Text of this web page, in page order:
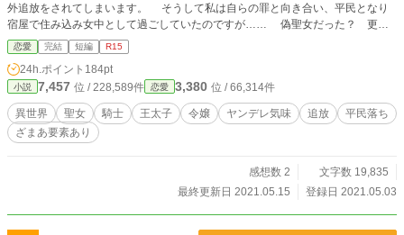
外追放をされてしまいます。 そうして私は自らの罪と向き合い、平民となり
宿屋で住み込み女中として過ごしていたのですが…… 偽聖女だった？ 更に
どうして偽聖女の償いを今更私がしなければならないのでしょうか？ とりあえ
ず今幸せなので帰って下さい。 ※ 設定は甘めです ※ 他のサイトにも投稿してい
ます
恋愛 完結 短編 R15
24h.ポイント 184pt
小説 7,457 位 / 228,589件 恋愛 3,380 位 / 66,314件
異世界 聖女 騎士 王太子 令嬢 ヤンデレ気味 追放
平民落ち
ざまあ要素あり
感想数 2
文字数 19,835
最終更新日 2021.05.15
登録日 2021.05.03